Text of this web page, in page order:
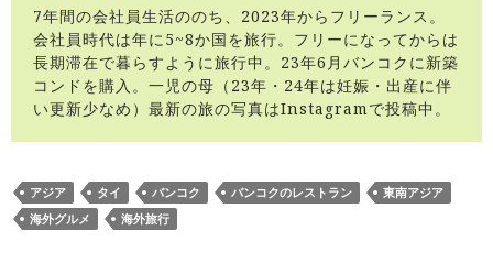
7年間の会社員生活ののち、2023年からフリーランス。
会社員時代は年に5~8か国を旅行。フリーになってからは
長期滞在で暮らすように旅行中。23年6月バンコクに新築
コンドを購入。一児の母（23年・24年は妊娠・出産に伴
い更新少なめ）最新の旅の写真はInstagramで投稿中。
アジア タイ バンコク バンコクのレストラン
東南アジア
海外グルメ
海外旅行